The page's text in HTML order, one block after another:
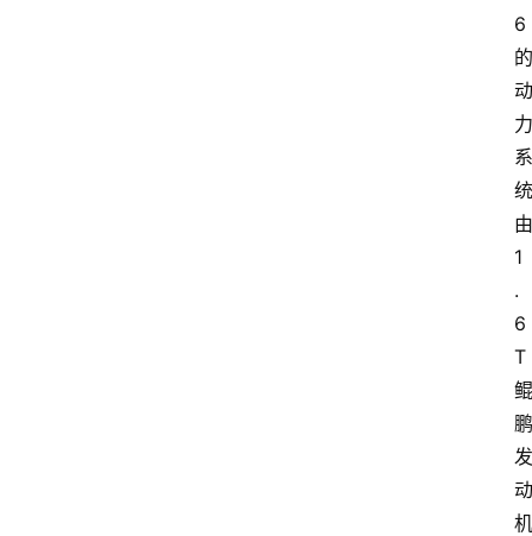
6
的
动
力
系
统
由
1
.
6
T
鲲
鹏
发
动
机